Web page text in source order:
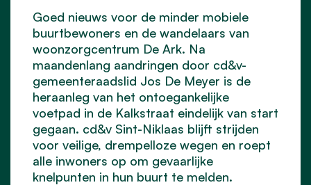
Goed nieuws voor de minder mobiele
buurtbewoners en de wandelaars van
woonzorgcentrum De Ark. Na
maandenlang aandringen door cd&v-
gemeenteraadslid Jos De Meyer is de
heraanleg van het ontoegankelijke
voetpad in de Kalkstraat eindelijk van start
gegaan. cd&v Sint-Niklaas blijft strijden
voor veilige, drempelloze wegen en roept
alle inwoners op om gevaarlijke
knelpunten in hun buurt te melden.